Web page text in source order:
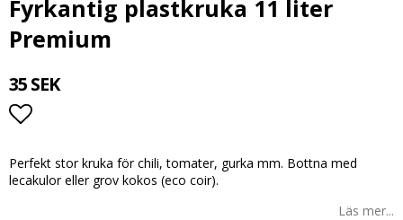
Fyrkantig plastkruka 11 liter
Premium
35 SEK
Perfekt stor kruka för chili, tomater, gurka mm. Bottna med
lecakulor eller grov kokos (eco coir).
Läs mer...